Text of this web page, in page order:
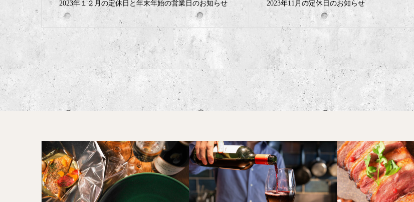
2023年１２月の定休日と年末年始の営業日のお知らせ 2023年11月の定休日のお知らせ